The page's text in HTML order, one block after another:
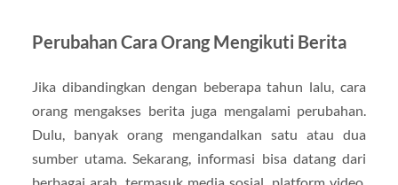
Perubahan Cara Orang Mengikuti Berita
Jika dibandingkan dengan beberapa tahun lalu, cara
orang mengakses berita juga mengalami perubahan.
Dulu, banyak orang mengandalkan satu atau dua
sumber utama. Sekarang, informasi bisa datang dari